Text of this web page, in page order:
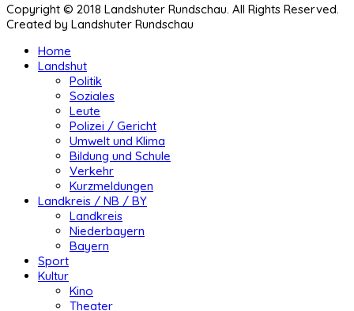
Copyright © 2018 Landshuter Rundschau. All Rights Reserved.
Created by Landshuter Rundschau
Home
Landshut
Politik
Soziales
Leute
Polizei / Gericht
Umwelt und Klima
Bildung und Schule
Verkehr
Kurzmeldungen
Landkreis / NB / BY
Landkreis
Niederbayern
Bayern
Sport
Kultur
Kino
Theater